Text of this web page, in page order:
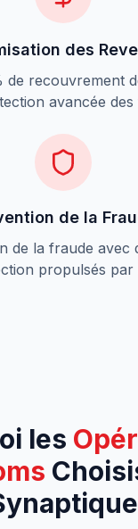
des
de recouvrement
avancée des
de la
de la fraude avec
propulsés par
les